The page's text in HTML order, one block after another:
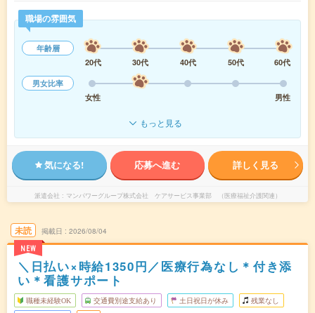
職場の雰囲気
年齢層
20代
30代 40代 50代
60代
男女比率
女性
男性
もっと見る
気になる! 応募へ進む 詳しく見る
派遣会社 マンパワーグループ株式会社 ケアサービス事業部 （医療福祉介護関連）
未読
NEW
掲載日 2026/08/04
＼日払い×時給1350円／医療行為なし＊付き添
い＊看護サポート
職種未経験OK 交通費別途支給あり 土日祝日が休み 残業なし